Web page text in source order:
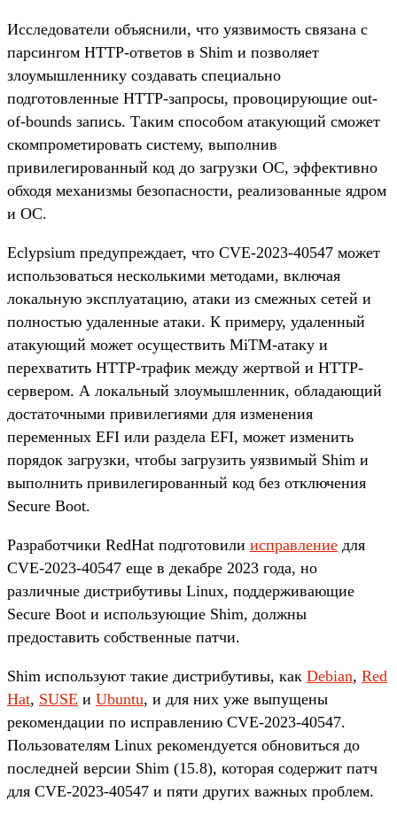
Исследователи объяснили, что уязвимость связана с
парсингом HTTP-ответов в Shim и позволяет
злоумышленнику создавать специально
подготовленные HTTP-запросы, провоцирующие out-
of-bounds запись. Таким способом атакующий сможет
скомпрометировать систему, выполнив
привилегированный код до загрузки ОС, эффективно
обходя механизмы безопасности, реализованные ядром
и ОС.
Eclypsium предупреждает, что CVE-2023-40547 может
использоваться несколькими методами, включая
локальную эксплуатацию, атаки из смежных сетей и
полностью удаленные атаки. К примеру, удаленный
атакующий может осуществить MiTM-атаку и
перехватить HTTP-трафик между жертвой и HTTP-
сервером. А локальный злоумышленник, обладающий
достаточными привилегиями для изменения
переменных EFI или раздела EFI, может изменить
порядок загрузки, чтобы загрузить уязвимый Shim и
выполнить привилегированный код без отключения
Secure Boot.
Разработчики RedHat подготовили исправление для
CVE-2023-40547 еще в декабре 2023 года, но
различные дистрибутивы Linux, поддерживающие
Secure Boot и использующие Shim, должны
предоставить собственные патчи.
Shim используют такие дистрибутивы, как Debian, Red
Hat, SUSE и Ubuntu, и для них уже выпущены
рекомендации по исправлению CVE-2023-40547.
Пользователям Linux рекомендуется обновиться до
последней версии Shim (15.8), которая содержит патч
для CVE-2023-40547 и пяти других важных проблем.